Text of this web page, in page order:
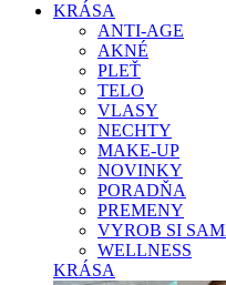
KRÁSA
ANTI-AGE
AKNÉ
PLEŤ
TELO
VLASY
NECHTY
MAKE-UP
NOVINKY
PORADŇA
PREMENY
VYROB SI
WELLNESS
KRÁSA